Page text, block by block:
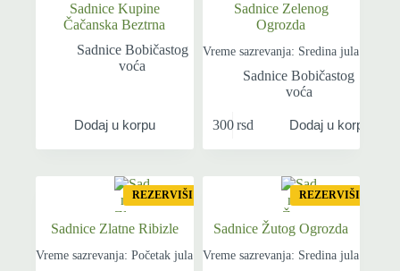
Sadnice Kupine
Čačanska Beztrna
Sadnice Bobičastog
voća
Dodaj u korpu
Sadnice Zelenog
Ogrozda
Vreme sazrevanja: Sredina jula
Sadnice Bobičastog
voća
300rsd Dodaj u korpu
REZERVIŠI
Sadnice Zlatne Ribizle
Vreme sazrevanja: Početak jula
REZERVIŠI
Sadnice Žutog Ogrozda
Vreme sazrevanja: Sredina jula